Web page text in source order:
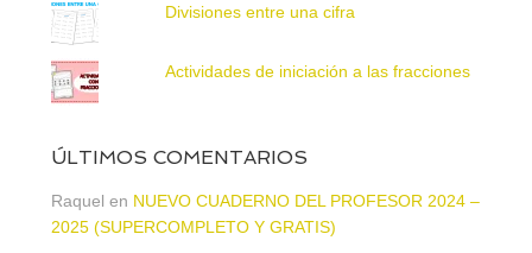
Divisiones entre una cifra
Actividades de iniciación a las fracciones
ÚLTIMOS COMENTARIOS
Raquel en NUEVO CUADERNO DEL PROFESOR 2024 –
2025 (SUPERCOMPLETO Y GRATIS)